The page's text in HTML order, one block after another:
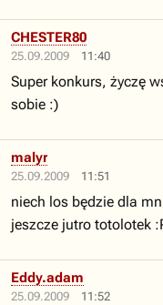
25.09.2009 11:40
CHESTER80
Super konkurs, życzę
sobie :)
25.09.2009 11:51
malyr
niech los będzie dla
jeszcze jutro totolotek
25.09.2009 11:52
Eddy.adam